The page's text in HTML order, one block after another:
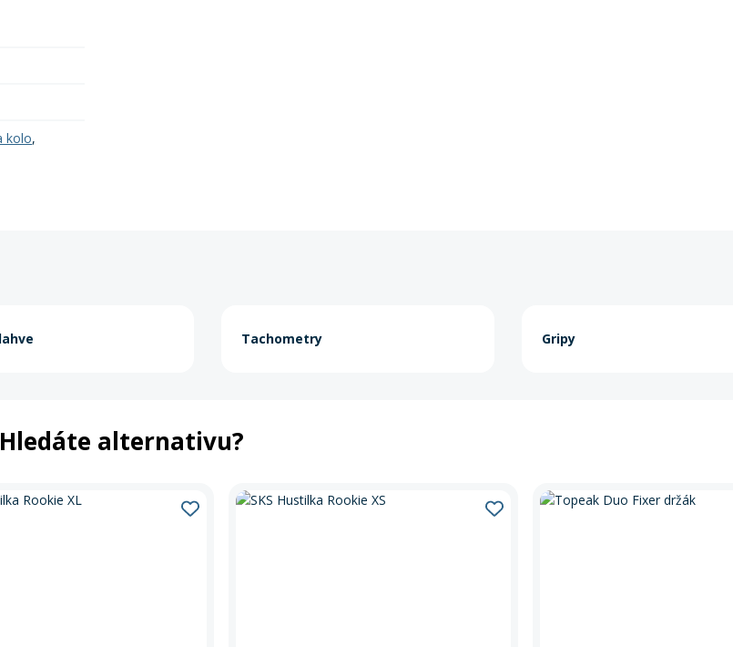
kolo,
Tachometry Gripy
Hledáte alternativu?